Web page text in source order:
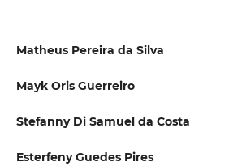
Matheus Pereira da Silva
Mayk Oris Guerreiro
Stefanny Di Samuel da Costa
Esterfeny Guedes Pires